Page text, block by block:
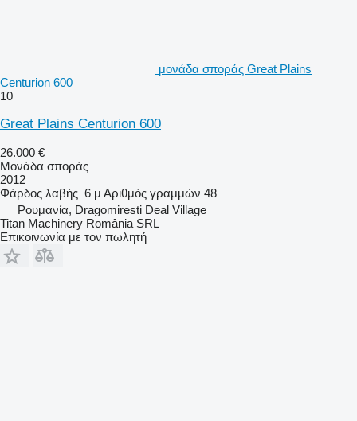
μονάδα σποράς Great Plains
Centurion 600
10
Great Plains Centurion 600
26.000 €
Μονάδα σποράς
2012
Φάρδος λαβής 6 μ Αριθμός γραμμών 48
Ρουμανία, Dragomiresti Deal Village
Titan Machinery România SRL
Επικοινωνία με τον πωλητή